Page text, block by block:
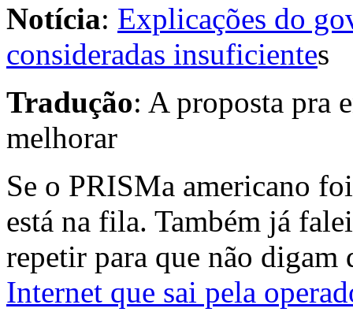
Notícia: Explicações do
consideradas insuficientes
Tradução: A proposta pra
melhorar
Se o PRISMa americano
está na fila. Também já
repetir para que não
Internet que sai pela